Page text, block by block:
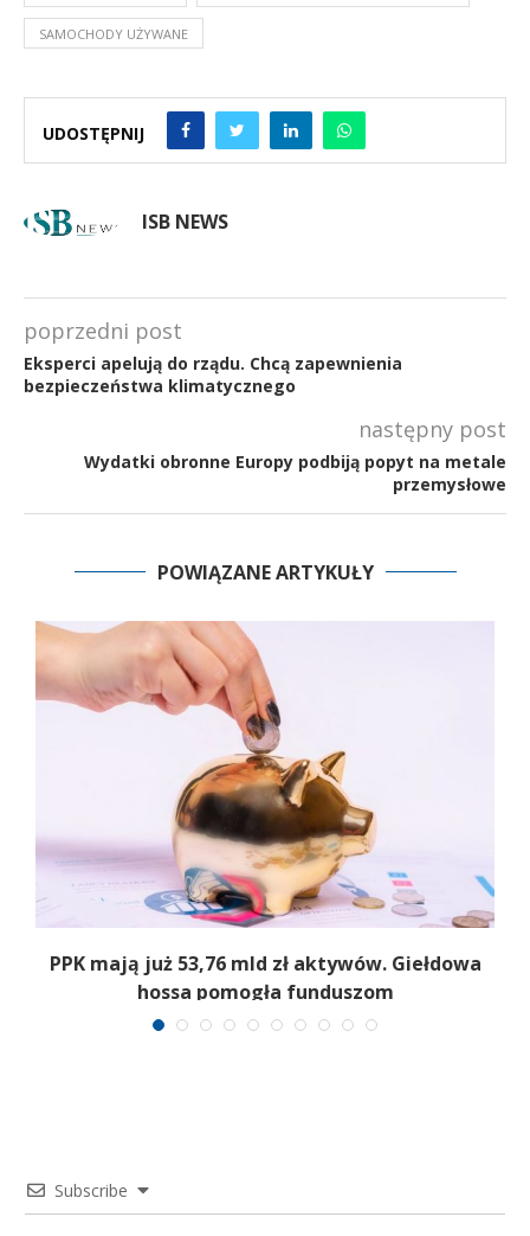
SAMOCHODY UŻYWANE
UDOSTĘPNIJ
ISB NEWS
poprzedni post
Eksperci apelują do rządu. Chcą zapewnienia
bezpieczeństwa klimatycznego
następny post
Wydatki obronne Europy podbiją popyt na metale
przemysłowe
POWIĄZANE ARTYKUŁY
PPK mają już 53,76 mld zł aktywów. Giełdowa
hossa pomogła funduszom
Subscribe